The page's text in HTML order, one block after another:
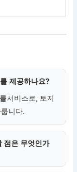
제공하나요?
서비스로, 토지
니다.
점은 무엇인가